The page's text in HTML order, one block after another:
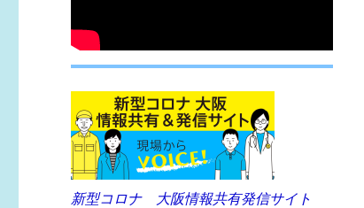
新型コロナ 大阪情報共有発信サイト